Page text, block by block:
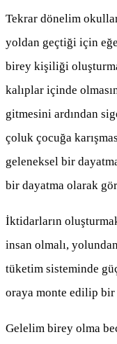
Tekrar dönelim
yoldan geçtiği için
birey kişiliği
kalıplar içinde
gitmesini ardından
çoluk çocuğa
geleneksel bir
bir dayatma olarak
İktidarların
insan olmalı,
tüketim sisteminde
oraya monte edilip
Gelelim birey olma